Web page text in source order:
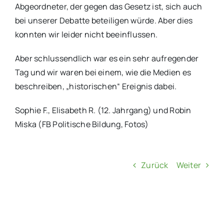
Abgeordneter, der gegen das Gesetz ist, sich auch
bei unserer Debatte beteiligen würde. Aber dies
konnten wir leider nicht beeinflussen.
Aber schlussendlich war es ein sehr aufregender
Tag und wir waren bei einem, wie die Medien es
beschreiben, „historischen“ Ereignis dabei.
Sophie F., Elisabeth R. (12. Jahrgang) und Robin
Miska (FB Politische Bildung, Fotos)
Zurück Weiter